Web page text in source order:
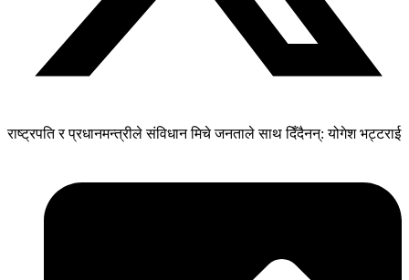
राष्ट्रपति र प्रधानमन्त्रीले संविधान मिचे जनताले साथ दिँदैनन्: योगेश भट्टराई